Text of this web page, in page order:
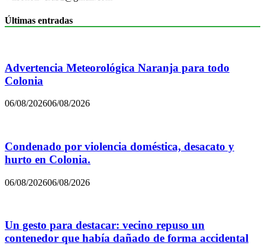
Últimas entradas
Advertencia Meteorológica Naranja para todo
Colonia
06/08/202606/08/2026
Condenado por violencia doméstica, desacato y
hurto en Colonia.
06/08/202606/08/2026
Un gesto para destacar: vecino repuso un
contenedor que había dañado de forma accidental